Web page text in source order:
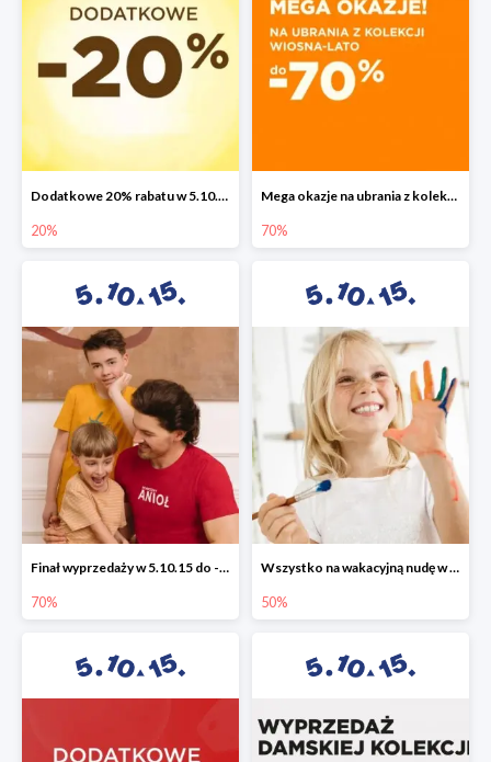
Dodatkowe 20% rabatu w 5.10.15
20%
Mega okazje na ubrania z kolekcji wiosna-lato do -70%
70%
Finał wyprzedaży w 5.10.15 do -70%
70%
Wszystko na wakacyjną nudę w 5.10.15 - gry i zabawki do -50%
50%